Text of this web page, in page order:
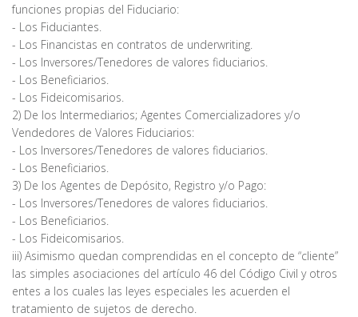
funciones propias del Fiduciario:
- Los Fiduciantes.
- Los Financistas en contratos de underwriting.
- Los Inversores/Tenedores de valores fiduciarios.
- Los Beneficiarios.
- Los Fideicomisarios.
2) De los Intermediarios; Agentes Comercializadores y/o
Vendedores de Valores Fiduciarios:
- Los Inversores/Tenedores de valores fiduciarios.
- Los Beneficiarios.
3) De los Agentes de Depósito, Registro y/o Pago:
- Los Inversores/Tenedores de valores fiduciarios.
- Los Beneficiarios.
- Los Fideicomisarios.
iii) Asimismo quedan comprendidas en el concepto de “cliente”
las simples asociaciones del artículo 46 del Código Civil y otros
entes a los cuales las leyes especiales les acuerden el
tratamiento de sujetos de derecho.